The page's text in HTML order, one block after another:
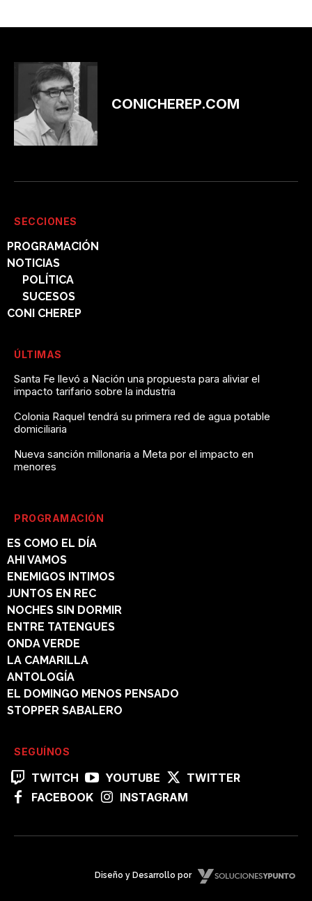
CONICHEREP.COM
SECCIONES
PROGRAMACIÓN
NOTICIAS
POLÍTICA
SUCESOS
CONI CHEREP
ÚLTIMAS
Santa Fe llevó a Nación una propuesta para aliviar el
impacto tarifario sobre la industria
Colonia Raquel tendrá su primera red de agua potable
domiciliaria
Nueva sanción millonaria a Meta por el impacto en
menores
PROGRAMACIÓN
ES COMO EL DÍA
AHI VAMOS
ENEMIGOS INTIMOS
JUNTOS EN REC
NOCHES SIN DORMIR
ENTRE TATENGUES
ONDA VERDE
LA CAMARILLA
ANTOLOGÍA
EL DOMINGO MENOS PENSADO
STOPPER SABALERO
SEGUÍNOS
TWITCH YOUTUBE
TWITTER
FACEBOOK
INSTAGRAM
Diseño y Desarrollo por